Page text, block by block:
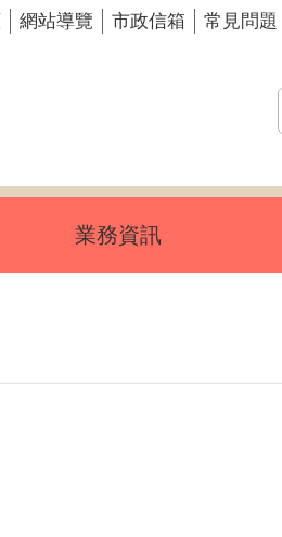
網站導覽 市政信箱 常見問題
業務資訊